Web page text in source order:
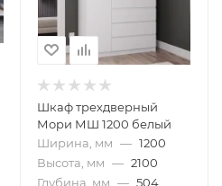
Шкаф трехдверный
Мори МШ 1200 белый
Ширина, мм — 1200
Высота, мм — 2100
Глубина, мм — 504